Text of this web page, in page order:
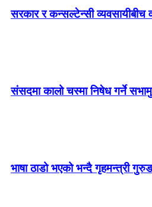
सरकार र कन्सल्टेन्सी व्यवसायीबीच
संसदमा कालो चस्मा निषेध गर्ने
भाषा ठाडो भएको भन्दै गृहमन्त्री